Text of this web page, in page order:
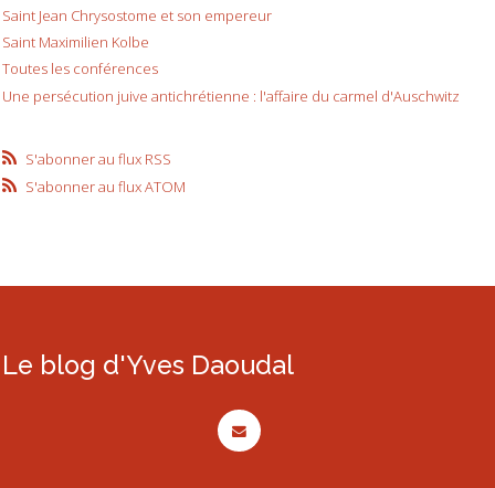
Saint Jean Chrysostome et son empereur
Saint Maximilien Kolbe
Toutes les conférences
Une persécution juive antichrétienne : l'affaire du carmel d'Auschwitz
S'abonner au flux RSS
S'abonner au flux ATOM
Le blog d'Yves Daoudal